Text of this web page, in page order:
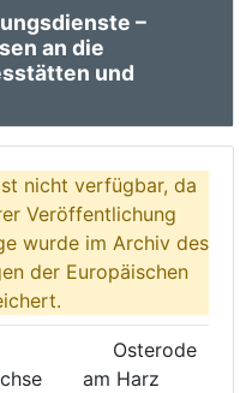
–
an die
und
nicht verfügbar, da
Veröffentlichung
wurde im Archiv des
der Europäischen
Osterode
am Harz